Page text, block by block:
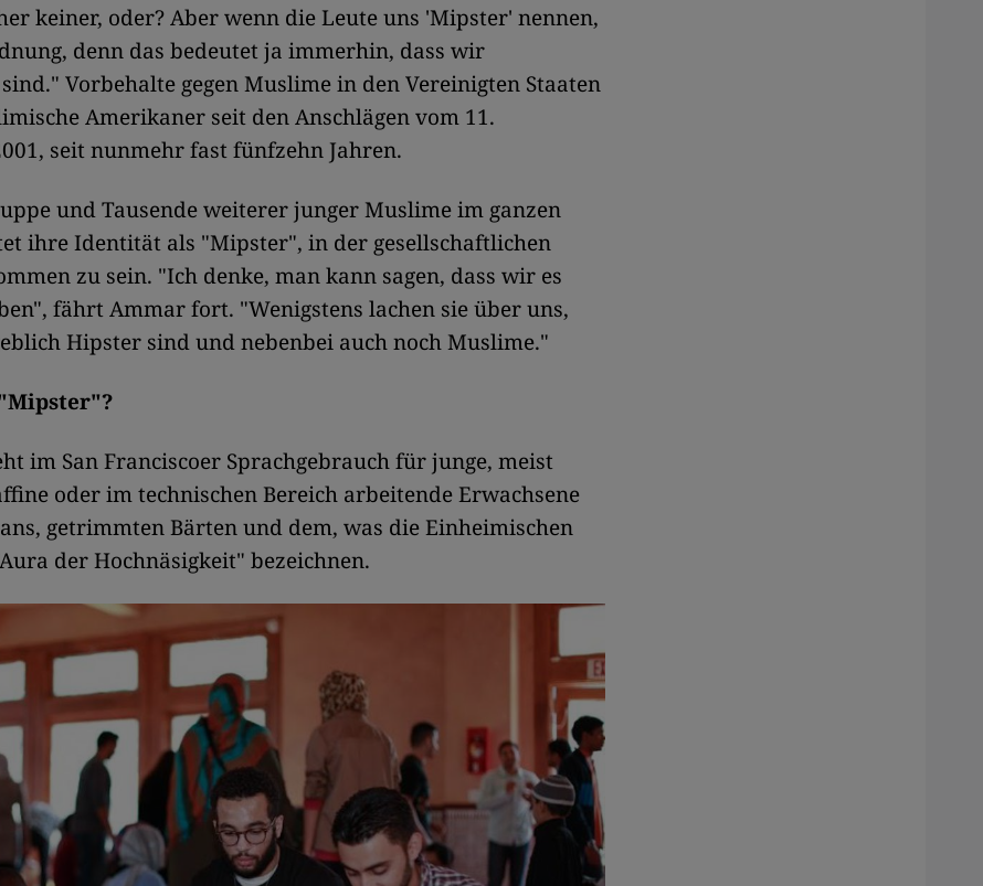
keiner, oder? Aber wenn die Leute uns 'Mipster' nennen,
denn das bedeutet ja immerhin, dass wir
Vorbehalte gegen Muslime in den Vereinigten Staaten
Amerikaner seit den Anschlägen vom 11.
seit nunmehr fast fünfzehn Jahren.
und Tausende weiterer junger Muslime im ganzen
ihre Identität als "Mipster", in der gesellschaftlichen
zu sein. "Ich denke, man kann sagen, dass wir es
fährt Ammar fort. "Wenigstens lachen sie über uns,
Hipster sind und nebenbei auch noch Muslime."
im San Franciscoer Sprachgebrauch für junge, meist
oder im technischen Bereich arbeitende Erwachsene
getrimmten Bärten und dem, was die Einheimischen
der Hochnäsigkeit" bezeichnen.